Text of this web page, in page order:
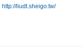
http://liudt.sheigo.tw/